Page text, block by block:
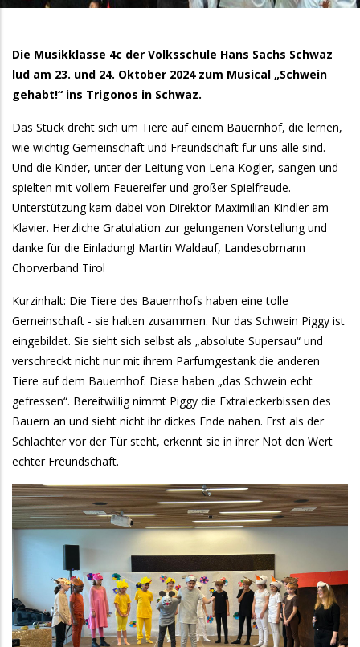
Die Musikklasse 4c der Volksschule Hans Sachs Schwaz
lud am 23. und 24. Oktober 2024 zum Musical „Schwein
gehabt!“ ins Trigonos in Schwaz.
Das Stück dreht sich um Tiere auf einem Bauernhof, die lernen,
wie wichtig Gemeinschaft und Freundschaft für uns alle sind.
Und die Kinder, unter der Leitung von Lena Kogler, sangen und
spielten mit vollem Feuereifer und großer Spielfreude.
Unterstützung kam dabei von Direktor Maximilian Kindler am
Klavier. Herzliche Gratulation zur gelungenen Vorstellung und
danke für die Einladung! Martin Waldauf, Landesobmann
Chorverband Tirol
Kurzinhalt: Die Tiere des Bauernhofs haben eine tolle
Gemeinschaft - sie halten zusammen. Nur das Schwein Piggy ist
eingebildet. Sie sieht sich selbst als „absolute Supersau“ und
verschreckt nicht nur mit ihrem Parfumgestank die anderen
Tiere auf dem Bauernhof. Diese haben „das Schwein echt
gefressen“. Bereitwillig nimmt Piggy die Extraleckerbissen des
Bauern an und sieht nicht ihr dickes Ende nahen. Erst als der
Schlachter vor der Tür steht, erkennt sie in ihrer Not den Wert
echter Freundschaft.
Galeriebilder